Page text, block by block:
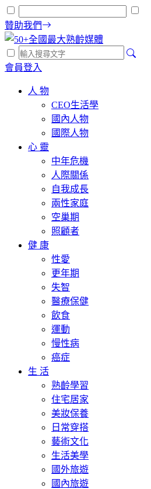
贊助我們
會員登入
人 物
CEO生活學
國內人物
國際人物
心 靈
中年危機
人際關係
自我成長
兩性家庭
空巢期
照顧者
健 康
性愛
更年期
失智
醫療保健
飲食
運動
慢性病
癌症
生 活
熟齡學習
住宅居家
美妝保養
日常穿搭
藝術文化
生活美學
國外旅遊
國內旅遊